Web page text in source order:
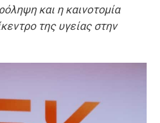
και η καινοτομία
της υγείας στην